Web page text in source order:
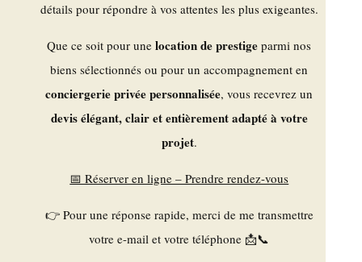
détails pour répondre à vos attentes les plus exigeantes.
Que ce soit pour unelocation de prestige parmi nos
biens sélectionnés ou pour un accompagnement en
conciergerie privée personnalisée, vous recevrez un
devis élégant, clair et entièrement adapté à votre
projet.
📅 Réserver en ligne – Prendre rendez-vous
👉 Pour une réponse rapide, merci de me transmettre
votre e-mail et votre téléphone 📩📞